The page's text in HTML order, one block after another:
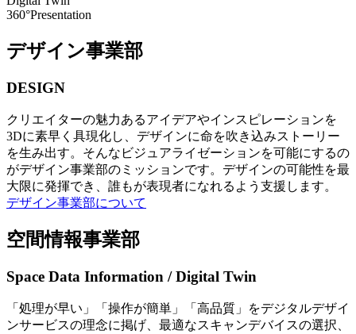
360°Presentation
デザイン事業部
DESIGN
クリエイターの魅力あるアイデアやインスピレーションを
3Dに素早く具現化し、デザインに命を吹き込みストーリー
を生み出す。そんなビジュアライゼーションを可能にするの
がデザイン事業部のミッションです。デザインの可能性を最
大限に発揮でき、誰もが表現者になれるよう支援します。
デザイン事業部について
空間情報事業部
Space Data Information / Digital Twin
「処理が早い」「操作が簡単」「高品質」をデジタルデザイ
ンサービスの理念に掲げ、最適なスキャンデバイスの選択、